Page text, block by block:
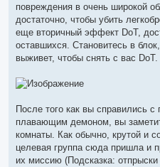
повреждения в очень широкой
достаточно, чтобы убить
еще вторичный эффект DoT,
оставшихся. Становитесь в
выживет, чтобы снять с вас DoT.
После того как вы справились с
плавающим демоном, вы
комнаты. Как обычно, крутой и
целевая группа сюда пришла и
их миссию (Подсказка: